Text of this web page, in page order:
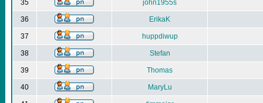
35 john1955s
36 ErikaK
37 huppdiwup
38 Stefan
39 Thomas
40 MaryLu